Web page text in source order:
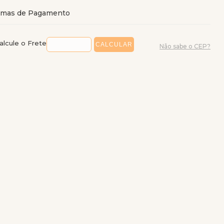
o Frete Não sabe o CEP?